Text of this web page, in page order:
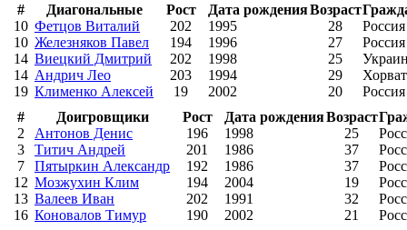
#
Диагональные Рост Дата рожденияВозраст
10 Фетцов Виталий 202 1995 28
Россия
10 Железняков Павел 194 1996 27
Россия
14 Виецкий Дмитрий 202 1998 25
14 Андрич Лео 203 1994 29
19 Клименко Алексей 19 2002 20
Россия
#
Доигровщики Рост Дата рожденияВозраст
2
Антонов Денис 196 1998 25
3
Титич Андрей 201 1986 37
7
Пятыркин Александр 192 1986 37
12 Мозжухин Клим 194 2004 19
13 Валеев Иван 202 1991 32
16 Коновалов Тимур 190 2002 21